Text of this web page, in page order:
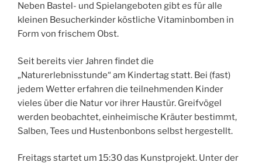
Neben Bastel- und Spielangeboten gibt es für alle
kleinen Besucherkinder köstliche Vitaminbomben in
Form von frischem Obst.
Seit bereits vier Jahren findet die
„Naturerlebnisstunde“ am Kindertag statt. Bei (fast)
jedem Wetter erfahren die teilnehmenden Kinder
vieles über die Natur vor ihrer Haustür. Greifvögel
werden beobachtet, einheimische Kräuter bestimmt,
Salben, Tees und Hustenbonbons selbst hergestellt.
Freitags startet um 15:30 das Kunstprojekt. Unter der